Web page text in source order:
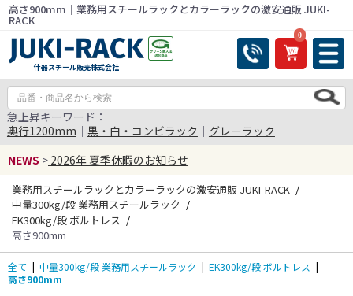
高さ900mm｜業務用スチールラックとカラーラックの激安通販 JUKI-
RACK
什器スチール販売株式会社
0
急上昇キーワード：
奥行1200mm ｜ 黒・白・コンビラック ｜ グレーラック
NEWS > 2026年 夏季休暇のお知らせ
業務用スチールラックとカラーラックの激安通販 JUKI-RACK
中量300kg/段 業務用スチールラック
EK300kg/段 ボルトレス
高さ900mm
全て | 中量300kg/段 業務用スチールラック | EK300kg/段 ボルトレス |
高さ900mm